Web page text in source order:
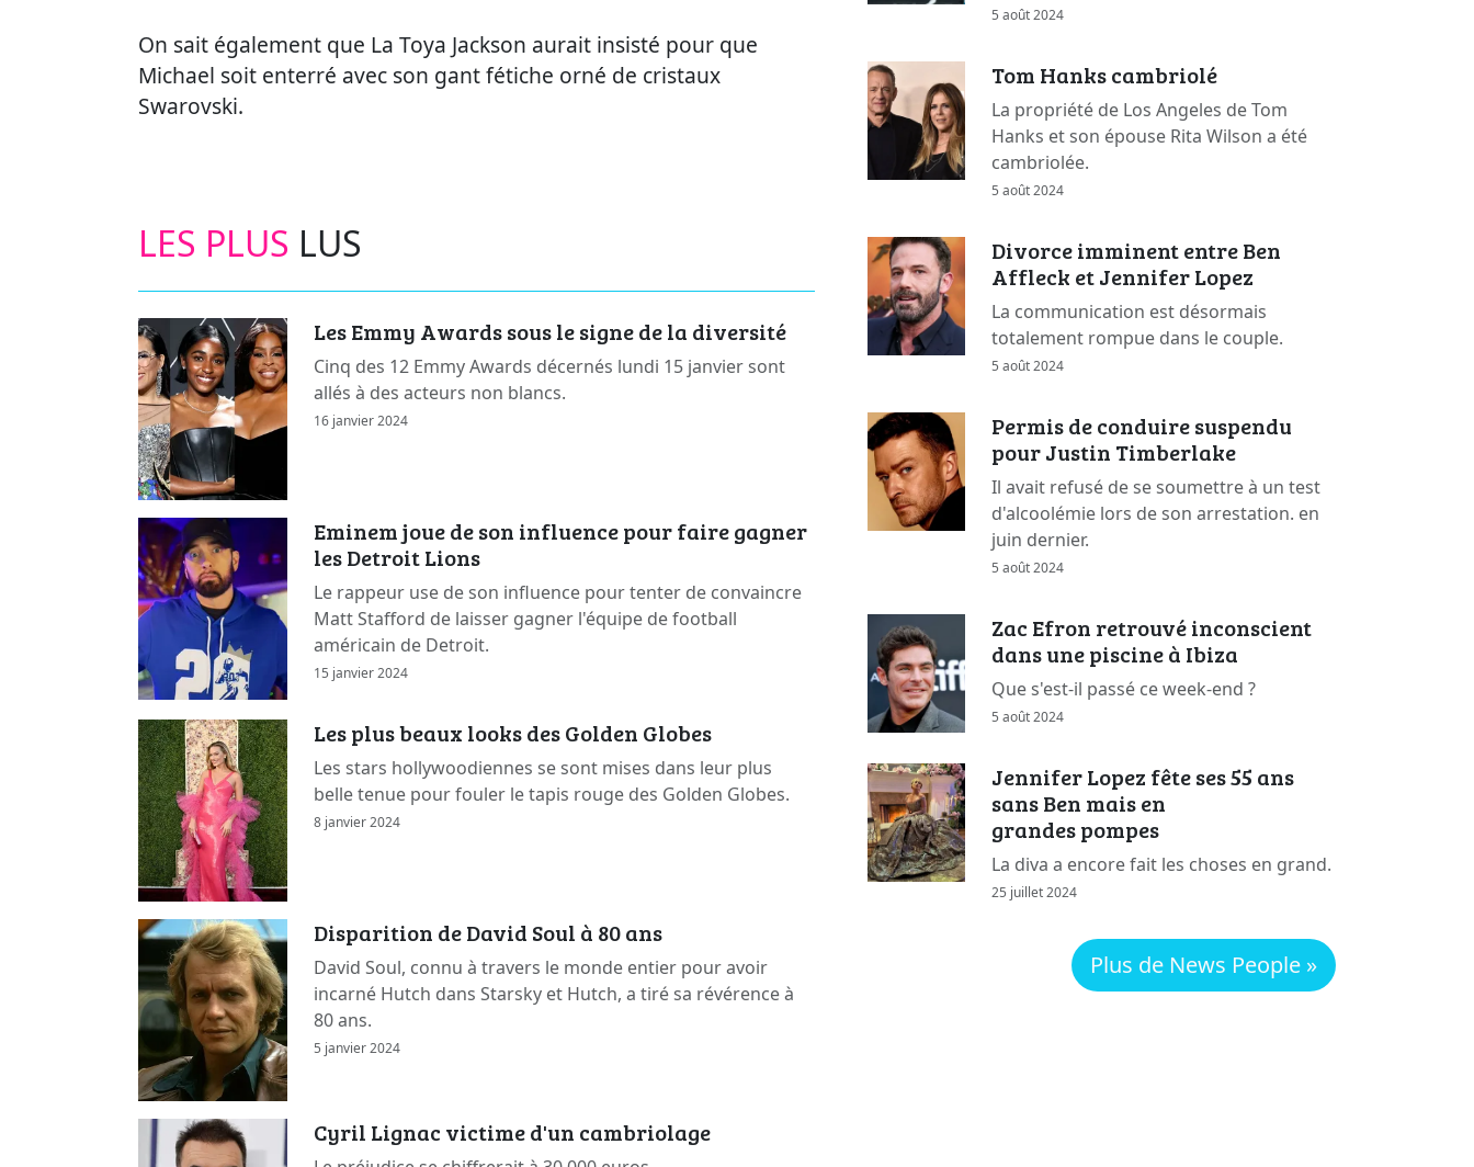
On sait également que La Toya Jackson aurait insisté pour que
Michael soit enterré avec son gant fétiche orné de cristaux
Swarovski.
LES PLUS LUS
Les Emmy Awards sous le signe de la diversité
Cinq des 12 Emmy Awards décernés lundi 15 janvier sont
allés à des acteurs non blancs.
16 janvier 2024
Eminem joue de son influence pour faire gagner
les Detroit Lions
Le rappeur use de son influence pour tenter de convaincre
Matt Stafford de laisser gagner l'équipe de football
américain de Detroit.
15 janvier 2024
Les plus beaux looks des Golden Globes
Les stars hollywoodiennes se sont mises dans leur plus
belle tenue pour fouler le tapis rouge des Golden Globes.
8 janvier 2024
Disparition de David Soul à 80 ans
David Soul, connu à travers le monde entier pour avoir
incarné Hutch dans Starsky et Hutch, a tiré sa révérence à
80 ans.
5 janvier 2024
Cyril Lignac victime d'un cambriolage
5 août 2024
Tom Hanks cambriolé
La propriété de Los Angeles de Tom
Hanks et son épouse Rita Wilson a été
cambriolée.
5 août 2024
Divorce imminent entre Ben
Affleck et Jennifer Lopez
La communication est désormais
totalement rompue dans le couple.
5 août 2024
Permis de conduire suspendu
pour Justin Timberlake
Il avait refusé de se soumettre à un test
d'alcoolémie lors de son arrestation. en
juin dernier.
5 août 2024
Zac Efron retrouvé inconscient
dans une piscine à Ibiza
Que s'est-il passé ce week-end ?
5 août 2024
Jennifer Lopez fête ses 55 ans
sans Ben mais en
grandes pompes
La diva a encore fait les choses en grand.
25 juillet 2024
Plus de News People »